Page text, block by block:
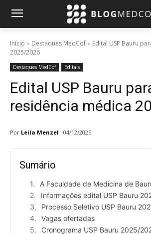
Início Destaques MedCof
Edital USP Bauru
2025/2026
Destaques MedCof Editais
Edital USP Bauru
residência médica
Por Leila Menzel 04/12/2025
Sumário
A Faculdade de Medicina de
Informações edital USP Bauru
Processo Seletivo USP Bauru
Vagas ofertadas
Cronograma USP Bauru 2025/